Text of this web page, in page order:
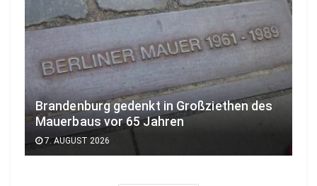
Brandenburg gedenkt in Großziethen des
Mauerbaus vor 65 Jahren
7. AUGUST 2026